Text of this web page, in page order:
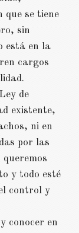
que se tiene
sin
está en la
cargos
de
existente,
ni en
por las
y todo esté
control y
conocer en